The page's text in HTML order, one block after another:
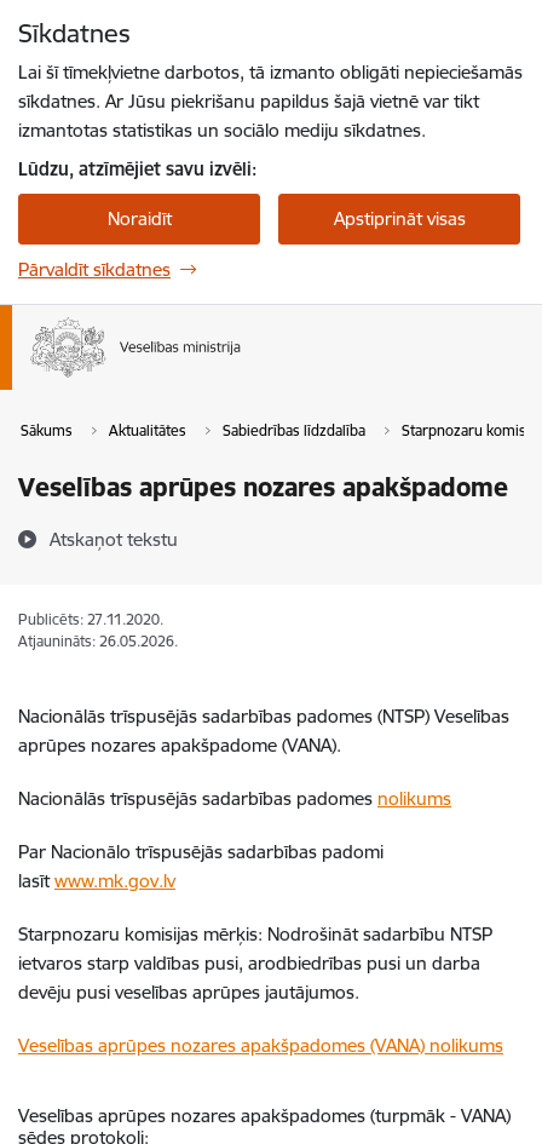
Sīkdatnes
Lai šī tīmekļvietne darbotos, tā izmanto obligāti nepieciešamās
sīkdatnes. Ar Jūsu piekrišanu papildus šajā vietnē var tikt
izmantotas statistikas un sociālo mediju sīkdatnes.
Lūdzu, atzīmējiet savu izvēli:
Noraidīt Apstiprināt visas
Pārvaldīt sīkdatnes
Sākums Aktualitātes Sabiedrības līdzdalība Starpnozaru
Veselības aprūpes nozares apakšpadome
Atskaņot tekstu
Publicēts: 27.11.2020.
Atjaunināts: 26.05.2026.
Nacionālās trīspusējās sadarbības padomes (NTSP) Veselības
aprūpes nozares apakšpadome (VANA).
Nacionālās trīspusējās sadarbības padomes nolikums
Par Nacionālo trīspusējās sadarbības padomi
lasītwww.mk.gov.lv
Starpnozaru komisijas mērķis: Nodrošināt sadarbību NTSP
ietvaros starp valdības pusi, arodbiedrības pusi un darba
devēju pusi veselības aprūpes jautājumos.
Veselības aprūpes nozares apakšpadomes (VANA) nolikums
Veselības aprūpes nozares apakšpadomes (turpmāk - VANA)
sēdes protokoli: